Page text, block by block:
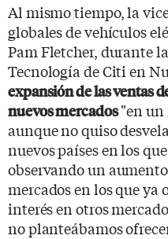
Al mismo tiempo, la
globales de vehículos
Pam Fletcher, durante
Tecnología de Citi en
expansión de las ventas
nuevos mercados"en un
aunque no quiso
nuevos países en los
observando un
mercados en los que ya
interés en otros
no planteábamos